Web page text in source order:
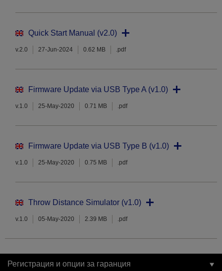
Quick Start Manual (v2.0)
v.2.0 27-Jun-2024 0.62 MB .pdf
Firmware Update via USB Type A (v1.0)
v.1.0 25-May-2020 0.71 MB .pdf
Firmware Update via USB Type B (v1.0)
v.1.0 25-May-2020 0.75 MB .pdf
Throw Distance Simulator (v1.0)
v.1.0 05-May-2020 2.39 MB .pdf
Регистрация и опции за гаранция